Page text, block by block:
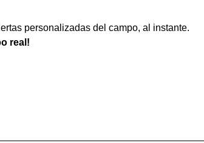
personalizadas del campo, al instante.
real!